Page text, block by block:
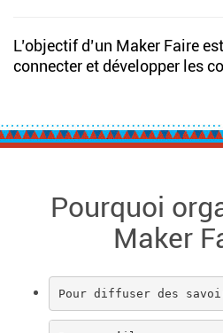
L’objectif d’un Maker Faire
connecter et développer les
Pourquoi
Maker
Pour diffuser des